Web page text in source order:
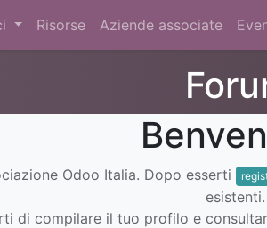
Risorse Aziende associate
Odoo Italia. Dopo esserti
esistenti.
di compilare il tuo profilo e